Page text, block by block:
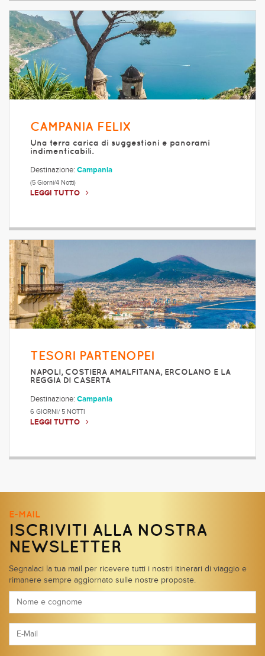
CAMPANIA FELIX
Una terra carica di suggestioni e panorami
indimenticabili.
Destinazione: Campania
(5 Giorni/4 Notti)
LEGGI TUTTO
TESORI PARTENOPEI
NAPOLI, COSTIERA AMALFITANA, ERCOLANO E LA
REGGIA DI CASERTA
Destinazione: Campania
6 GIORNI/ 5 NOTTI
LEGGI TUTTO
E-MAIL
ISCRIVITI ALLA NOSTRA
NEWSLETTER
Segnalaci la tua mail per ricevere tutti i nostri itinerari di viaggio e
rimanere sempre aggiornato sulle nostre proposte.